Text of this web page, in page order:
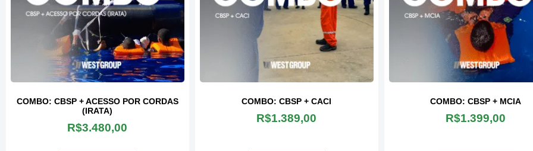
COMBO: CBSP + ACESSO POR CORDAS
(IRATA)
R$3.480,00
COMBO: CBSP + CACI
R$1.389,00
COMBO: CBSP + MCIA
R$1.399,00